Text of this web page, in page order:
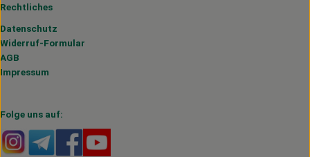
Rechtliches
Datenschutz
Widerruf-Formular
AGB
Impressum
Folge uns auf:
Externer Link zu https://www.instagram.com/
Externer Link zu https://t.me/s/hofmahlitzsch
Externer Link zu https://www.facebook.com/